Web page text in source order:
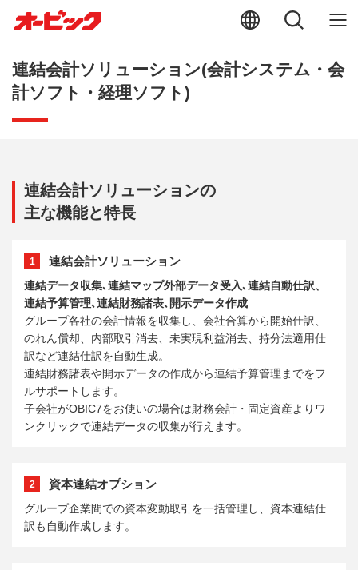
連結会計ソリューション(会計システム・会
計ソフト・経理ソフト)
連結会計ソリューションの
主な機能と特長
1 連結会計ソリューション
連結データ収集､連結マップ外部データ受入､連結自動仕訳、
連結予算管理､連結財務諸表､開示データ作成
グループ各社の会計情報を収集し、会社合算から開始仕訳、
のれん償却、内部取引消去、未実現利益消去、持分法適用仕
訳など連結仕訳を自動生成。
連結財務諸表や開示データの作成から連結予算管理までをフ
ルサポートします。
子会社がOBIC7をお使いの場合は財務会計・固定資産よりワ
ンクリックで連結データの収集が行えます。
2 資本連結オプション
グループ企業間での資本変動取引を一括管理し、資本連結仕
訳も自動作成します。